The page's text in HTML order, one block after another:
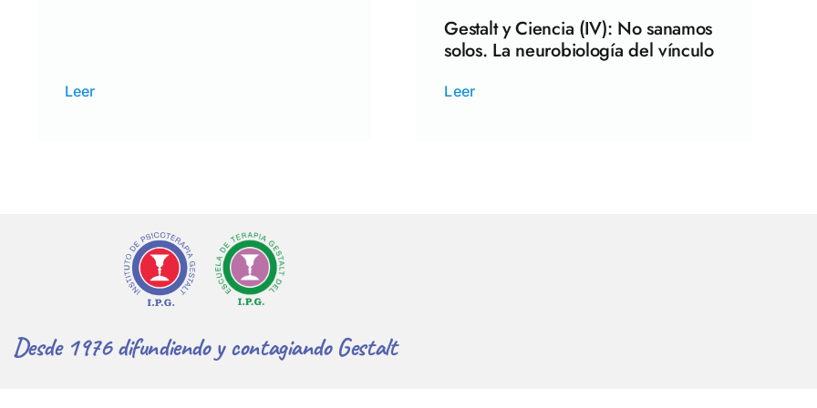
Leer
Gestalt y Ciencia (IV): No sanamos
solos. La neurobiología del vínculo
Leer
Desde 1976 difundiendo y contagiando Gestalt